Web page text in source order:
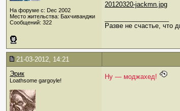
На форуме с: Dec 2002
Место жительства: Бахчиванджи
Сообщений: 322
20120320-jackmn.jpg
Разве не счастье, что
21-03-2012, 14:21
Эрик
Loathsome gargoyle! Ну — моджахед!